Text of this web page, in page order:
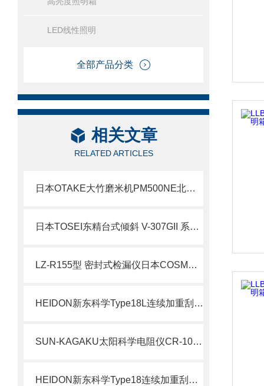
LED线性照明
全部产品分类
相关文章
RELATED ARTICLES
日本OTAKE大竹磨米机PM500NE北崎热卖
日本TOSEI东精台式倾斜 V-307GII 系列北崎有售
LZ-R155型 密封式检漏仪日本COSMO北崎有售
HEIDON新东科学Type18L连续加重刮痕强度测试仪 产品介绍
SUN-KAGAKU太阳科学电阻仪CR-100北崎热卖
HEIDON新东科学Type18连续加重刮痕强度测试仪 涂层漆面材料